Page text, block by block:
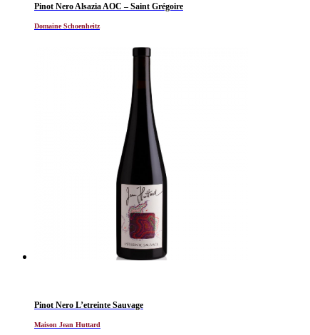
Pinot Nero Alsazia AOC – Saint Grégoire
Domaine Schoenheitz
Pinot Nero L’etreinte Sauvage
Maison Jean Huttard